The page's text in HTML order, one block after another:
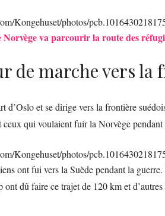
Kongehuset/photos/
Norvège va parcourir la route des
de marche vers la
d’Oslo et se dirige vers la frontière
ceux qui voulaient fuir la Norvège
Kongehuset/photos/
ont fui vers la Suède pendant la
ont dû faire ce trajet de 120 km et